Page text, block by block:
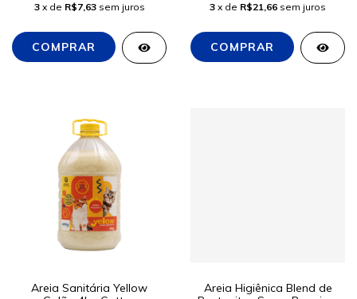
3 x de R$7,63 sem juros 3 x de R$21,66 sem juros
Areia Sanitária Yellow
Areia Higiênica Blend de